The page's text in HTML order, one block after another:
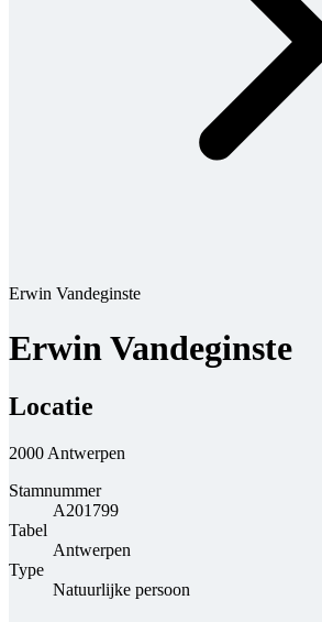
Erwin Vandeginste
Erwin Vandeginste
Locatie
2000 Antwerpen
Stamnummer
A201799
Tabel
Antwerpen
Type
Natuurlijke persoon